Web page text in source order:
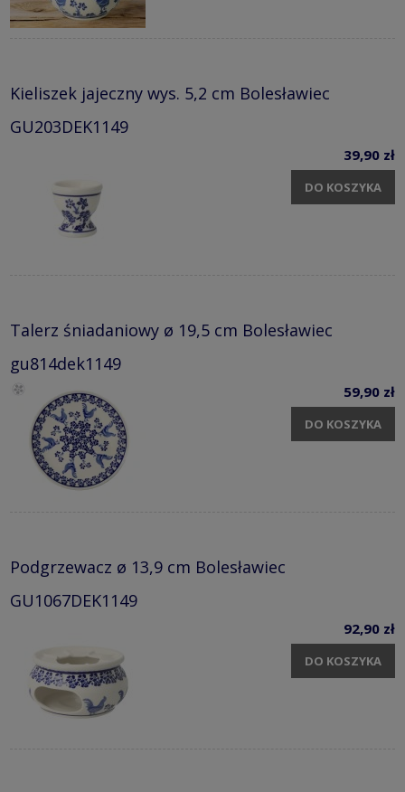
Kieliszek jajeczny wys. 5,2 cm Bolesławiec
GU203DEK1149
39,90 zł
DO KOSZYKA
Talerz śniadaniowy ø 19,5 cm Bolesławiec
gu814dek1149
59,90 zł
DO KOSZYKA
Podgrzewacz ø 13,9 cm Bolesławiec
GU1067DEK1149
92,90 zł
DO KOSZYKA